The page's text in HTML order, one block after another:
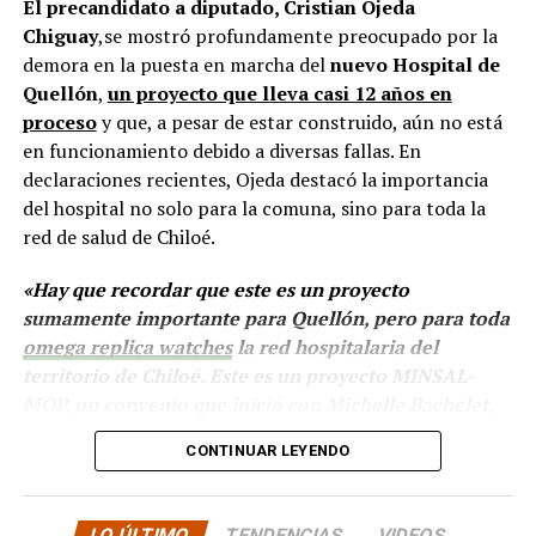
situación similar, señalando que en su comuna tienen
proyectos elegibles tanto en PMU como en PMB, pero
que hasta la fecha no han recibido respuesta clara sobre
si se entregarán los recursos.“Preocupa esta situación,
estos son proyectos que vienen trabajándose desde
hace tiempo y que hoy están en riesgo por la falta de
financiamiento”,declaró.
En la comuna deCuraco de Vélez, la alcaldesa Javiera
a los municipios en diversos proyectos y que confía en
que durante el año se asignen nuevos recursos, aunque
reconoció una disminución evidente en comparación
con ejercicios anteriores. Señaló que su administración
pesos en distintas líneas de financiamiento, y que, pese
a los esfuerzos, los fondos aún no han llegado,
generando preocupación en su equipo municipal.
El precandidato a diputado, Cristian Ojeda
Chiguay,se mostró profundamente preocupado por la
demora en la puesta en marcha delnuevo Hospital de
Quellón, un proyecto que lleva casi 12 años en
procesoy que, a pesar de estar construido, aún no está
en funcionamiento debido a diversas fallas. En
declaraciones recientes, Ojeda destacó la importancia
del hospital no solo para la comuna, sino para toda la
red de salud de Chiloé.
«Hay que recordar que este es un proyecto
sumamente importante para Quellón, pero para toda
omega replica watchesla red hospitalaria del
territorio de Chiloé. Este es un proyecto MINSAL-
que también siguió con Sebastián Piñera. Y esta mesa
social ha estado, desde un principio, de la compra del
terreno, detrás de los diseños, los estudios, las
licitaciones»,comentó. Sin embargo, el candidato
CONTINUAR LEYENDO